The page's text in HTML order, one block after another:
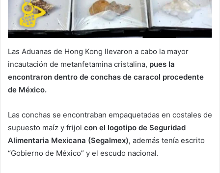
Las Aduanas de Hong Kong llevaron a cabo la mayor
incautación de metanfetamina cristalina, pues la
encontraron dentro de conchas de caracol procedente
de México.
Las conchas se encontraban empaquetadas en costales de
supuesto maíz y frijol con el logotipo de Seguridad
Alimentaria Mexicana (Segalmex), además tenía escrito
“Gobierno de México” y el escudo nacional.